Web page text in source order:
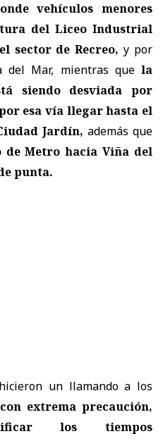
vehículos menores
del Liceo Industrial
sector de Recreo,y por
del Mar, mientras quela
siendo desviada por
esa vía llegar hasta el
Jardín, además que
Metro hacia Viña del
punta.
hicieron un llamando a los
extrema precaución,
los tiempos